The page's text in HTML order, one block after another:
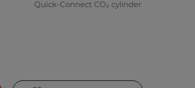
Quick-Connect CO₂ cylinder